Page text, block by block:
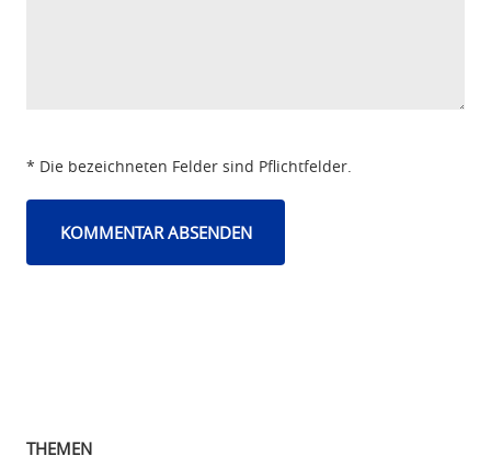
* Die bezeichneten Felder sind Pflichtfelder.
THEMEN